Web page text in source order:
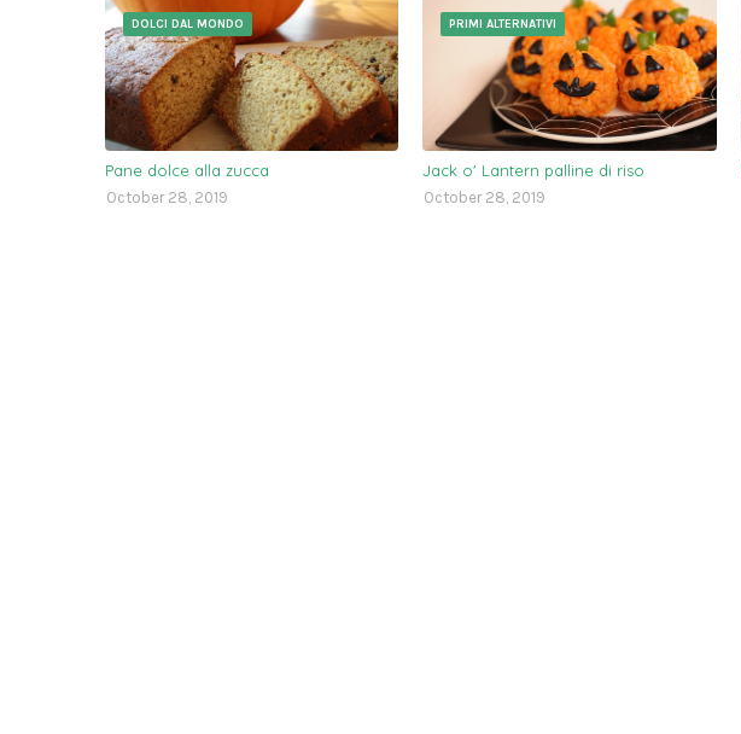
DOLCI DAL MONDO
Pane dolce alla zucca
October 28, 2019
PRIMI ALTERNATIVI
Jack o' Lantern palline di riso
October 28, 2019